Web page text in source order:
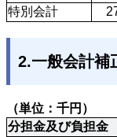
特別会計
2.一般会計補
（単位：千円）
分担金及び負担金